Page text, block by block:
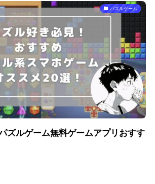
パズルゲーム
ズルゲーム無料ゲームアプリおすす